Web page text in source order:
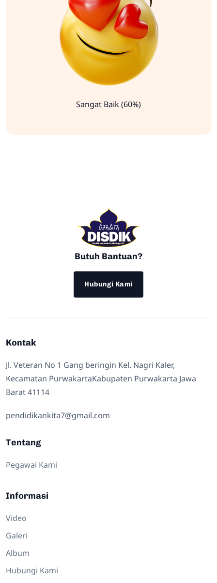
Sangat Baik (60%)
Butuh Bantuan?
Hubungi Kami
Kontak
Jl. Veteran No 1 Gang beringin Kel. Nagri Kaler,
Kecamatan PurwakartaKabupaten Purwakarta Jawa
Barat 41114
pendidikankita7@gmail.com
Tentang
Pegawai Kami
Informasi
Video
Galeri
Album
Hubungi Kami